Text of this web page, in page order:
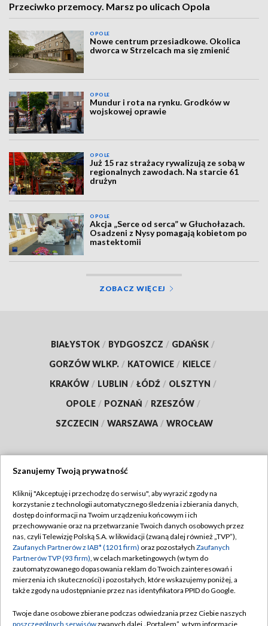
Przeciwko przemocy. Marsz po ulicach Opola
OPOLE
Nowe centrum przesiadkowe. Okolica
dworca w Strzelcach ma się zmienić
OPOLE
Mundur i rota na rynku. Grodków w
wojskowej oprawie
OPOLE
Już 15 raz strażacy rywalizują ze sobą w
regionalnych zawodach. Na starcie 61
drużyn
OPOLE
Akcja „Serce od serca” w Głuchołazach.
Osadzeni z Nysy pomagają kobietom po
mastektomii
ZOBACZ WIĘCEJ
BIAŁYSTOK / BYDGOSZCZ / GDAŃSK /
GORZÓW WLKP. / KATOWICE / KIELCE /
KRAKÓW / LUBLIN / ŁÓDŹ / OLSZTYN /
OPOLE / POZNAŃ / RZESZÓW /
SZCZECIN / WARSZAWA / WROCŁAW
TVP
Abonament TVP
Emisja w TVP
Centrum informacji TVP
Naziemna Telewizja Cyfrowa
Rada Programowa
Regulamin TVP
Polityka prywatności
Moje zgody
Pomoc
Szanujemy Twoją prywatność
Kliknij "Akceptuję i przechodzę do serwisu", aby wyrazić zgody na
korzystanie z technologii automatycznego śledzenia i zbierania danych,
dostęp do informacji na Twoim urządzeniu końcowym i ich
przechowywanie oraz na przetwarzanie Twoich danych osobowych przez
nas, czyli Telewizję Polską S.A. w likwidacji (zwaną dalej również „TVP”),
Zaufanych Partnerów z IAB* (1201 firm) oraz pozostałych Zaufanych
Partnerów TVP (93 firm), w celach marketingowych (w tym do
zautomatyzowanego dopasowania reklam do Twoich zainteresowań i
mierzenia ich skuteczności) i pozostałych, które wskazujemy poniżej, a
także zgody na udostępnianie przez nas identyfikatora PPID do Google.
Twoje dane osobowe zbierane podczas odwiedzania przez Ciebie naszych
poszczególnych serwisówzwanych dalej „Portalem”, w tym informacje